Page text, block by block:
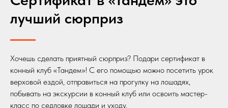
лучший сюрприз
Хочешь сделать приятный сюрприз? Подари сертификат в
конный клуб «Тандем»! С его помощью можно посетить урок
верховой ездой, отправиться на прогулку на лошадях,
побывать на экскурсии в конный клуб или освоить мастер-
класс по седловке лошади и уходу.